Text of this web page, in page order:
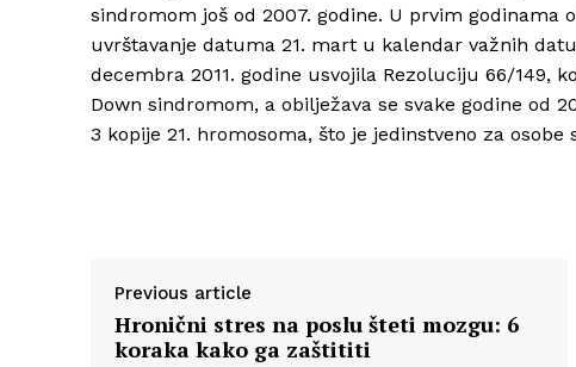
sindromom još od 2007. godine. U prvim godinama
uvrštavanje datuma 21. mart u kalendar važnih
decembra 2011. godine usvojila Rezoluciju 66/149,
Down sindromom, a obilježava se svake godine od
3 kopije 21. hromosoma, što je jedinstveno za
Previous article
Hronični stres na poslu šteti mozgu: 6
koraka kako ga zaštititi